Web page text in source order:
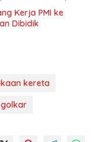
Kerja PMI ke
Dibidik
kereta